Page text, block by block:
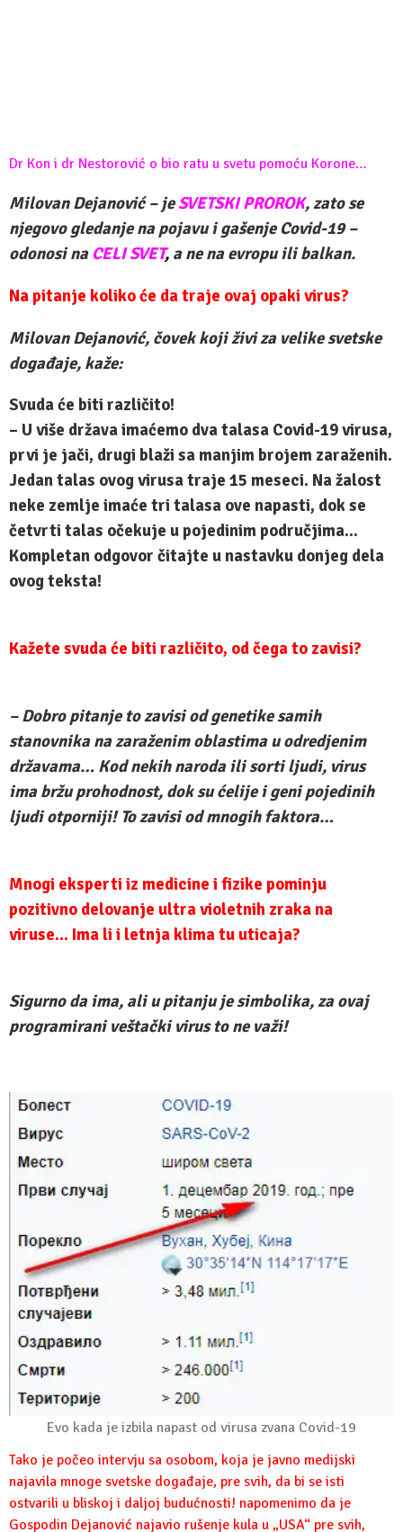
Dr Kon i dr Nestorović o bio ratu u svetu pomoću Korone…
Milovan Dejanović – jeSVETSKI PROROK, zato se
njegovo gledanje na pojavu i gašenje Covid-19 –
odonosi na CELI SVET, a ne na evropu ili balkan.
Na pitanje koliko će da traje ovaj opaki virus?
Milovan Dejanović, čovek koji živi za velike svetske
događaje, kaže:
Svuda će biti različito!
– U više država imaćemo dva talasa Covid-19 virusa,
prvi je jači, drugi blaži sa manjim brojem zaraženih.
Jedan talas ovog virusa traje 15 meseci. Na žalost
neke zemlje imaće tri talasa ove napasti, dok se
četvrti talas očekuje u pojedinim područjima…
Kompletan odgovor čitajte u nastavku donjeg dela
ovog teksta!
Kažete svuda će biti različito, od čega to zavisi?
– Dobro pitanje to zavisi od genetike samih
stanovnika na zaraženim oblastima u odredjenim
državama… Kod nekih naroda ili sorti ljudi, virus
ima bržu prohodnost, dok su ćelije i geni pojedinih
ljudi otporniji! To zavisi od mnogih faktora…
Mnogi eksperti iz medicine i fizike pominju
pozitivno delovanje ultra violetnih zraka na
viruse… Ima li i letnja klima tu uticaja?
Sigurno da ima, ali u pitanju je simbolika, za ovaj
programirani veštački virus to ne važi!
Evo kada je izbila napast od virusa zvana Covid-19
Tako je počeo intervju sa osobom, koja je javno medijski
najavila mnoge svetske događaje, pre svih, da bi se isti
ostvarili u bliskoj i daljoj budućnosti! napomenimo da je
Gospodin Dejanović najavio rušenje kula u „USA“ pre svih,